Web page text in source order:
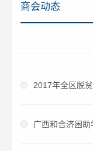
商会动态
2017年全区脱
广西和合济困